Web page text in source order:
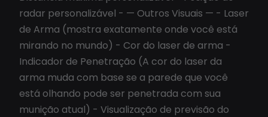
radar personalizável - — Outros Visuais — - Laser
de Arma (mostra exatamente onde você está
mirando no mundo) - Cor do laser de arma -
Indicador de Penetração (A cor do laser da
arma muda com base se a parede que você
está olhando pode ser penetrada com sua
munição atual) - Visualização de previsão do